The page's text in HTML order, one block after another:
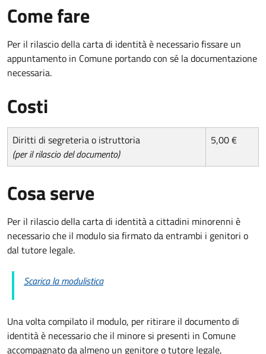
Come fare
Per il rilascio della carta di identità è necessario fissare un
appuntamento in Comune portando con sé la documentazione
necessaria.
Costi
Diritti di segreteria o istruttoria
(per il rilascio del documento)
5,00 €
Cosa serve
Per il rilascio della carta di identità a cittadini minorenni è
necessario che il modulo sia firmato da entrambi i genitori o
dal tutore legale.
Scarica la modulistica
Una volta compilato il modulo, per ritirare il documento di
identità è necessario che il minore si presenti in Comune
accompagnato da almeno un genitore o tutore legale,